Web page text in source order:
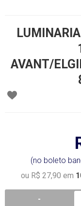
AVANT/
(no boleto
ou R$ 27,90 em
-